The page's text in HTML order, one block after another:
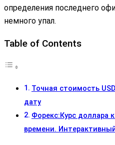
определения последнего
немного упал.
Table of Contents
Точная стоимость
дату
Форекс:Курс доллара
времени.